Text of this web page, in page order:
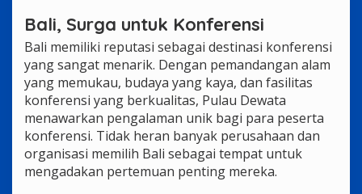
Bali, Surga untuk Konferensi
Bali memiliki reputasi sebagai destinasi konferensi
yang sangat menarik. Dengan pemandangan alam
yang memukau, budaya yang kaya, dan fasilitas
konferensi yang berkualitas, Pulau Dewata
menawarkan pengalaman unik bagi para peserta
konferensi. Tidak heran banyak perusahaan dan
organisasi memilih Bali sebagai tempat untuk
mengadakan pertemuan penting mereka.